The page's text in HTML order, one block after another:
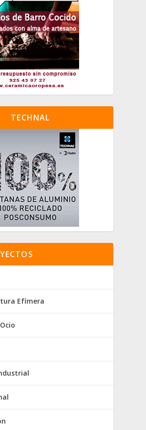
TECHNAL
Efímera